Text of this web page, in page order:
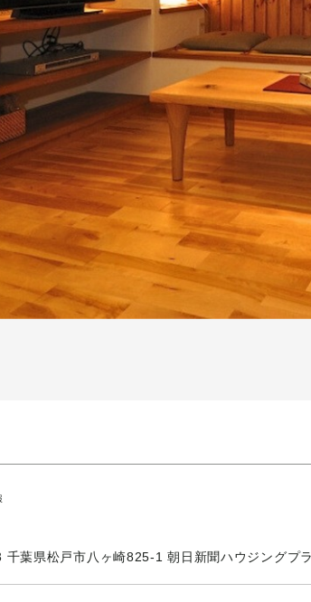
葉県松戸市八ヶ崎825-1 朝日新聞ハウジングプ